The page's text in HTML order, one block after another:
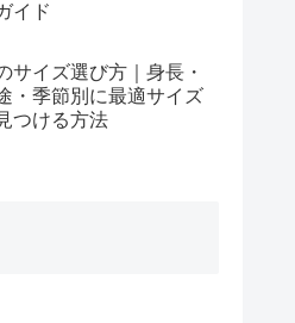
イド
サイズ選び方｜身長・
・季節別に最適サイズ
つける方法